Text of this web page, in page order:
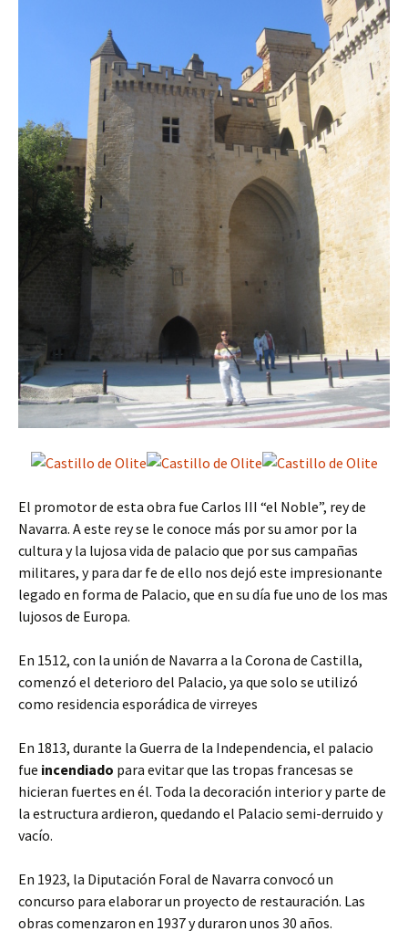
El promotor de esta obra fue Carlos III “el Noble”, rey de
Navarra. A este rey se le conoce más por su amor por la
cultura y la lujosa vida de palacio que por sus campañas
militares, y para dar fe de ello nos dejó este impresionante
legado en forma de Palacio, que en su día fue uno de los mas
lujosos de Europa.
En 1512, con la unión de Navarra a la Corona de Castilla,
comenzó el deterioro del Palacio, ya que solo se utilizó
como residencia esporádica de virreyes
En 1813, durante la Guerra de la Independencia, el palacio
fue incendiado para evitar que las tropas francesas se
hicieran fuertes en él. Toda la decoración interior y parte de
la estructura ardieron, quedando el Palacio semi-derruido y
vacío.
En 1923, la Diputación Foral de Navarra convocó un
concurso para elaborar un proyecto de restauración. Las
obras comenzaron en 1937 y duraron unos 30 años.